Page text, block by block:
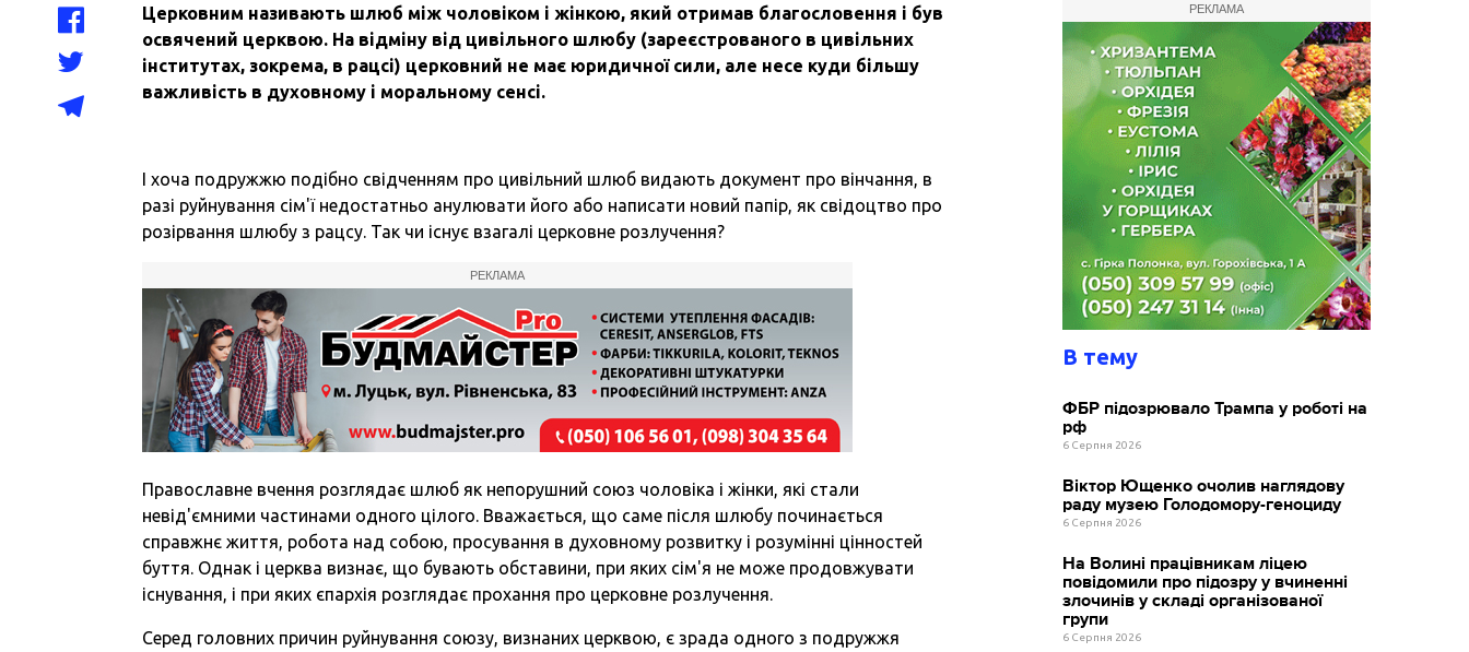
Церковним називають шлюб між чоловіком і жінкою, який отримав благословення і був
освячений церквою. На відміну від цивільного шлюбу (зареєстрованого в цивільних
інститутах, зокрема, в рацсі) церковний не має юридичної сили, але несе куди більшу
важливість в духовному і моральному сенсі.
І хоча подружжю подібно свідченням про цивільний шлюб видають документ про вінчання, в
разі руйнування сім'ї недостатньо анулювати його або написати новий папір, як свідоцтво про
розірвання шлюбу з рацсу. Так чи існує взагалі церковне розлучення?
РЕКЛАМА
Православне вчення розглядає шлюб як непорушний союз чоловіка і жінки, які стали
невід'ємними частинами одного цілого. Вважається, що саме після шлюбу починається
справжнє життя, робота над собою, просування в духовному розвитку і розумінні цінностей
буття. Однак і церква визнає, що бувають обставини, при яких сім'я не може продовжувати
існування, і при яких єпархія розглядає прохання про церковне розлучення.
Серед головних причин руйнування союзу, визнаних церквою, є зрада одного з подружжя
РЕКЛАМА
В тему
ФБР підозрювало Трампа у роботі на
рф
6 Серпня 2026
Віктор Ющенко очолив наглядову
раду музею Голодомору-геноциду
6 Серпня 2026
На Волині працівникам ліцею
повідомили про підозру у вчиненні
злочинів у складі організованої
групи
6 Серпня 2026